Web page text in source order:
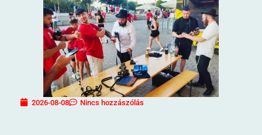
2026-08-08 Nincs hozzászólás